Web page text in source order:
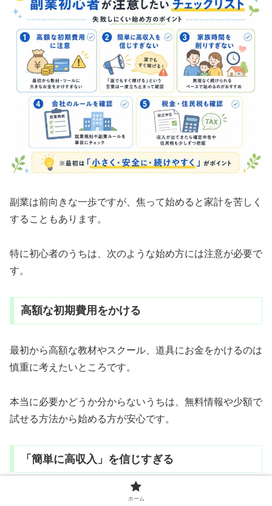
副業は前向きな一歩ですが、焦って始めると家計を苦しく
することもあります。
特に初心者のうちは、次のような始め方には注意が必要で
す。
高額な初期費用をかける
最初から高額な教材やスクール、道具にお金をかけるのは
慎重に考えたいところです。
本当に必要かどうか分からないうちは、無料情報や少額で
試せる方法から始める方が安心です。
「簡単に高収入」を信じすぎる
副業で収入を得るには、多少なりとも時間や作業が必要で
ホーム